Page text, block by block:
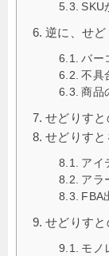
SKU
逆に、せど
バー
不具
商品
せどりす
せどりす
アイ
アラ
FBA
せどりす
モノ